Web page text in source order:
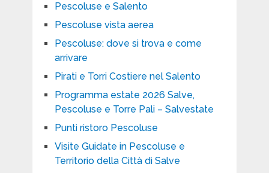
Pescoluse e Salento
Pescoluse vista aerea
Pescoluse: dove si trova e come
arrivare
Pirati e Torri Costiere nel Salento
Programma estate 2026 Salve,
Pescoluse e Torre Pali – Salvestate
Punti ristoro Pescoluse
Visite Guidate in Pescoluse e
Territorio della Città di Salve